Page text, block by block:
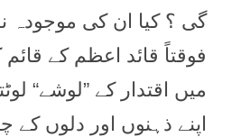
گی ؟ کیا ان کی موجودہ
فوقتاً قائد اعظم کے
میں اقتدار کے ”لوشے“
اپنے ذہنوں اور دلوں کے